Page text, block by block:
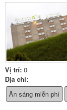
Vị trí: 0
Địa chỉ:
Ăn sáng miễn phí